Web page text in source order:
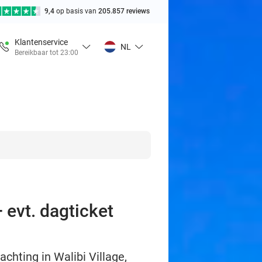
9,4 op basis van 205.857 reviews
Klantenservice
Bereikbaar tot 23:00
NL
evt. dagticket
in Walibi Village,